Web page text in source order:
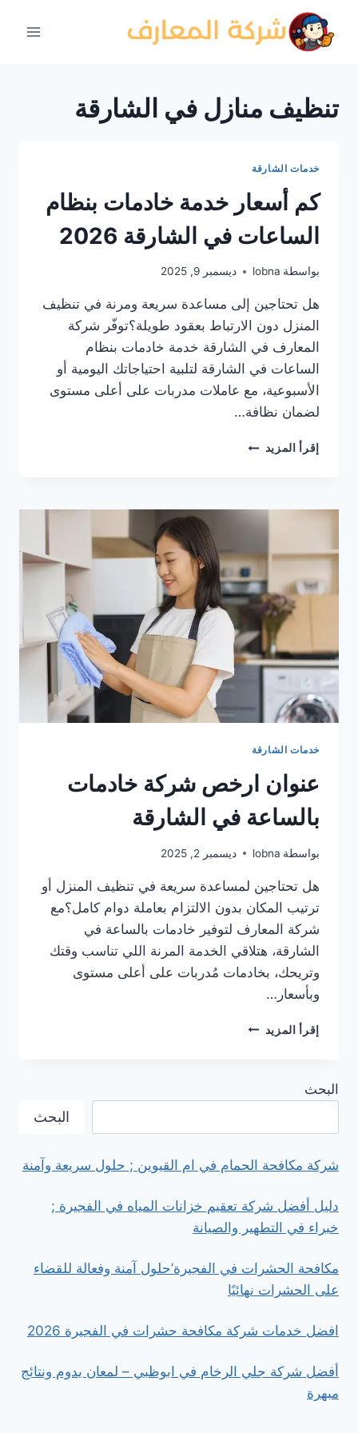
المحتوى
تنظيف منازل في الشارقة
خدمات الشارقة
كم أسعار خدمة خادمات بنظام
الساعات في الشارقة 2026
بواسطة lobna ديسمبر 9, 2025
هل تحتاجين إلى مساعدة سريعة ومرنة في تنظيف
المنزل دون الارتباط بعقود طويلة؟توفّر شركة
المعارف في الشارقة خدمة خادمات بنظام
الساعات في الشارقة لتلبية احتياجاتك اليومية أو
الأسبوعية، مع عاملات مدربات على أعلى مستوى
لضمان نظافة…
إقرأ المزيد كم
بنظام
الشارقة
2026
خدمات الشارقة
عنوان ارخص شركة خادمات
بالساعة في الشارقة
بواسطة lobna ديسمبر 2, 2025
هل تحتاجين لمساعدة سريعة في تنظيف المنزل أو
ترتيب المكان بدون الالتزام بعاملة دوام كامل؟مع
شركة المعارف لتوفير خادمات بالساعة في
الشارقة، هتلاقي الخدمة المرنة اللي تناسب وقتك
وتريحك، بخادمات مُدربات على أعلى مستوى
وبأسعار…
إقرأ المزيد عنوان
البحث
البحث
شركة مكافحة الحمام في ام القيوين ; حلول سريعة وآمنة
دليل أفضل شركة تعقيم خزانات المياه في الفجيرة ;
خبراء في التطهير والصيانة
مكافحة الحشرات في الفجيرة’حلول آمنة وفعالة للقضاء
على الحشرات نهائيًا
افضل خدمات شركة مكافحة حشرات في الفجيرة 2026
أفضل شركة جلي الرخام في ابوظبي – لمعان يدوم ونتائج
مبهرة